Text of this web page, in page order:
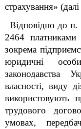
страхування»
Відповідно до
2464 платниками
зокрема
юридичні
законодавства
власності, виду
використовують
трудового
умовах,